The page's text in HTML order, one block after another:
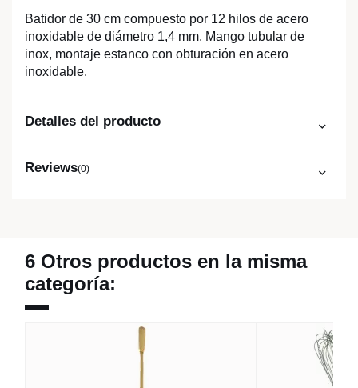
Batidor de 30 cm compuesto por 12 hilos de acero
inoxidable de diámetro 1,4 mm. Mango tubular de
inox, montaje estanco con obturación en acero
inoxidable.
Detalles del producto
Reviews(0)
6 Otros productos en la misma
categoría: